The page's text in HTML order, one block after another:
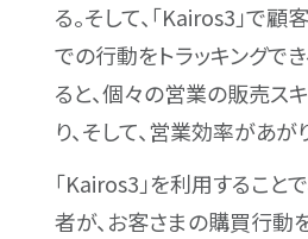
る。そして、「Kairos3」で顧
での行動をトラッキングで
ると、個々の営業の販売ス
り、そして、営業効率があが
「Kairos3」を利用すること
者が、お客さまの購買行動